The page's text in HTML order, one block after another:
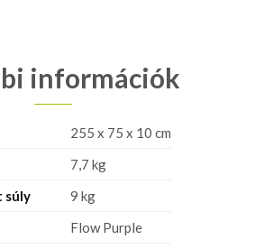
információk
255 x 75 x 10 cm
7,7 kg
súly
9 kg
Flow Purple